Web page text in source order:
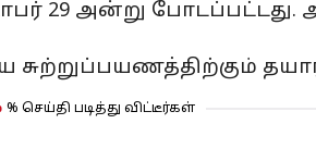
29 அன்று போடப்பட்டது.
% செய்தி படித்து விட்டீர்கள்